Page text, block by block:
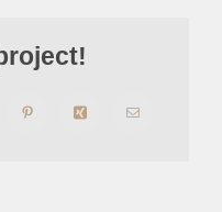
Pinterest Xing
E-